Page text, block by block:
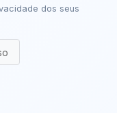
dos seus